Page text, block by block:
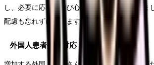
し、必要に応じて遊び心のある対応を心がけま
配慮も忘れずに行います。
外国人患者への対応